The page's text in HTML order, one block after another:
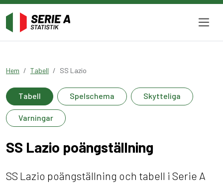
Hem Tabell SS Lazio
Tabell Spelschema Skytteliga
Varningar
SS Lazio poängställning
SS Lazio poängställning och tabell i Serie A